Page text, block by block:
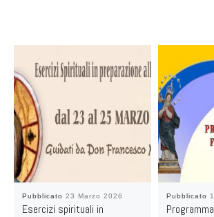
Pubblicato 23 Marzo 2026
Esercizi spirituali in
Pubblicato